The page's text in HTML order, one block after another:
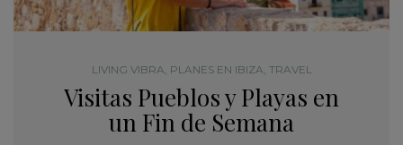
LIVING VIBRA PLANES EN IBIZA TRAVEL
Visitas Pueblos y Playas en
un Fin de Semana